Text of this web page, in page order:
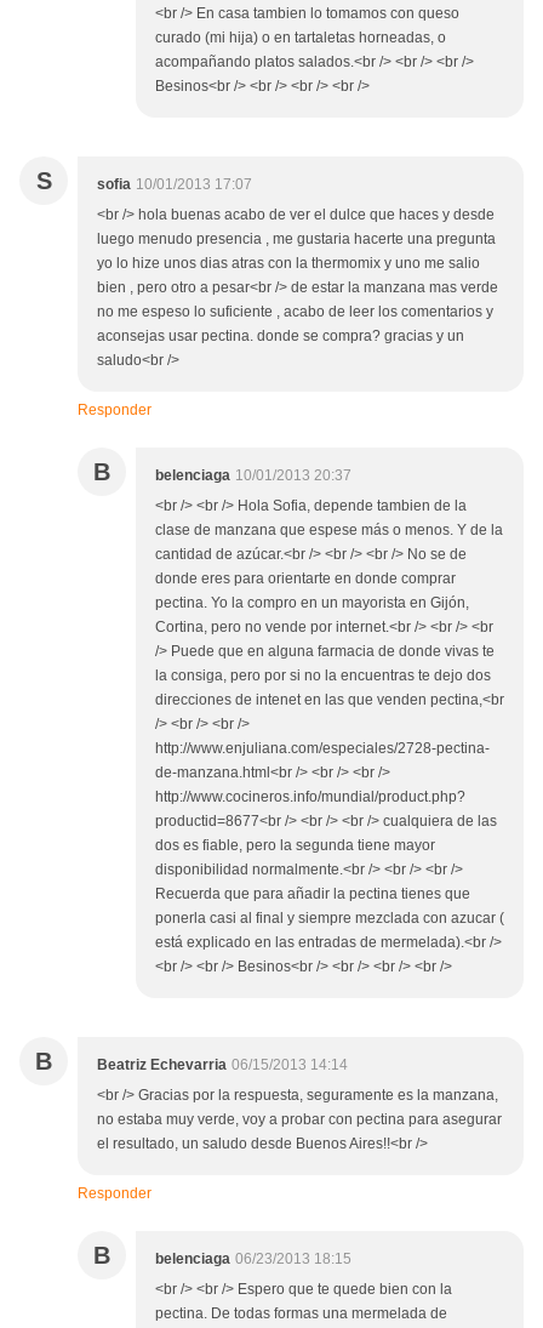
<br /> En casa tambien lo tomamos con queso
curado (mi hija) o en tartaletas horneadas, o
acompañando platos salados.<br /> <br /> <br />
Besinos<br /> <br /> <br /> <br />
S sofia 10/01/2013 17:07
<br /> hola buenas acabo de ver el dulce que haces y desde
luego menudo presencia , me gustaria hacerte una pregunta
yo lo hize unos dias atras con la thermomix y uno me salio
bien , pero otro a pesar<br /> de estar la manzana mas verde
no me espeso lo suficiente , acabo de leer los comentarios y
aconsejas usar pectina. donde se compra? gracias y un
saludo<br />
Responder
B belenciaga 10/01/2013 20:37
<br /> <br /> Hola Sofia, depende tambien de la
clase de manzana que espese más o menos. Y de la
cantidad de azúcar.<br /> <br /> <br /> No se de
donde eres para orientarte en donde comprar
pectina. Yo la compro en un mayorista en Gijón,
Cortina, pero no vende por internet.<br /> <br /> <br
/> Puede que en alguna farmacia de donde vivas te
la consiga, pero por si no la encuentras te dejo dos
direcciones de intenet en las que venden pectina,<br
/> <br /> <br />
http://www.enjuliana.com/especiales/2728-pectina-
de-manzana.html<br /> <br /> <br />
http://www.cocineros.info/mundial/product.php?
productid=8677<br /> <br /> <br /> cualquiera de las
dos es fiable, pero la segunda tiene mayor
disponibilidad normalmente.<br /> <br /> <br />
Recuerda que para añadir la pectina tienes que
ponerla casi al final y siempre mezclada con azucar (
está explicado en las entradas de mermelada).<br />
<br /> <br /> Besinos<br /> <br /> <br /> <br />
B Beatriz Echevarria 06/15/2013 14:14
<br /> Gracias por la respuesta, seguramente es la manzana,
no estaba muy verde, voy a probar con pectina para asegurar
el resultado, un saludo desde Buenos Aires!!<br />
Responder
B belenciaga 06/23/2013 18:15
<br /> <br /> Espero que te quede bien con la
pectina. De todas formas una mermelada de